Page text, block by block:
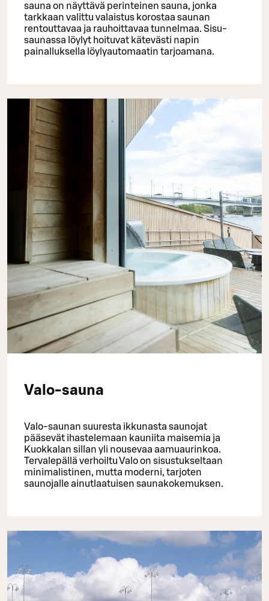
sauna on näyttävä perinteinen sauna, jonka
tarkkaan valittu valaistus korostaa saunan
rentouttavaa ja rauhoittavaa tunnelmaa. Sisu-
saunassa löylyt hoituvat kätevästi napin
painalluksella löylyautomaatin tarjoamana.
Valo-sauna
Valo-saunan suuresta ikkunasta saunojat
pääsevät ihastelemaan kauniita maisemia ja
Kuokkalan sillan yli nousevaa aamuaurinkoa.
Tervalepällä verhoiltu Valo on sisustukseltaan
minimalistinen, mutta moderni, tarjoten
saunojalle ainutlaatuisen saunakokemuksen.